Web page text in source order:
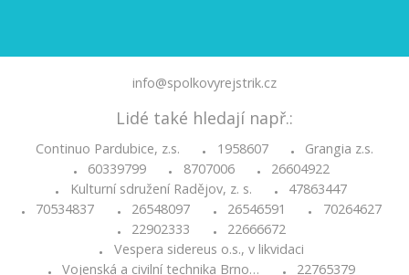
info@spolkovyrejstrik.cz
Lidé také hledají např.:
Continuo Pardubice, z.s. • 1958607 •
Grangia z.s.
•
60339799 • 8707006 •
26604922
•
Kulturní sdružení Radějov, z. s. •
47863447
•
70534837 • 26548097 • 26546591 •
70264627
•
22902333 •
22666672
•
Vespera sidereus o.s., v likvidaci
Vojenská a civilní technika Brno… 22765379